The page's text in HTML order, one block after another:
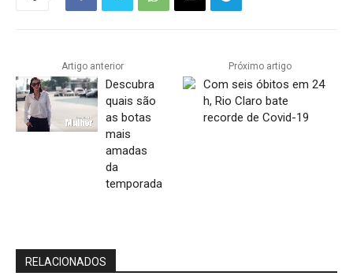
Artigo anterior
Descubra
quais são
as botas
mais
amadas
da
temporada
Próximo artigo
Com seis óbitos em 24
h, Rio Claro bate
recorde de Covid-19
RELACIONADOS